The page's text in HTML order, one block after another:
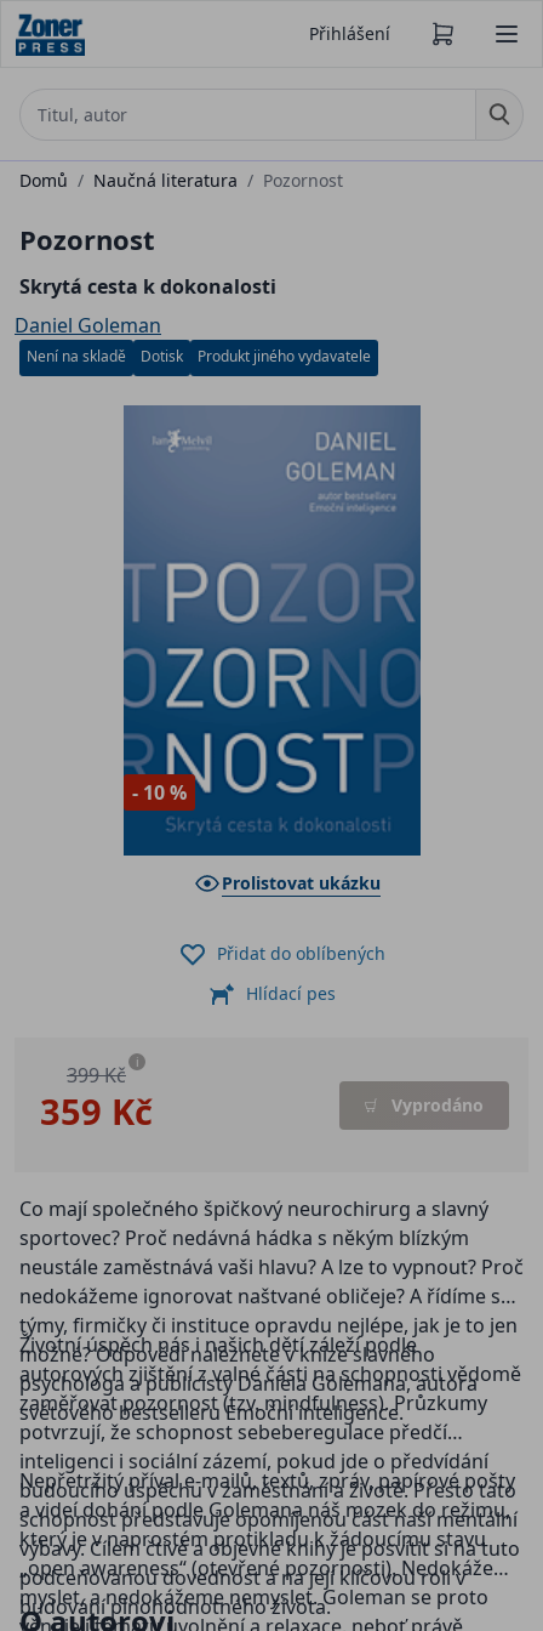
Přihlášení
Domů / Naučná literatura / Pozornost
Pozornost
Skrytá cesta k dokonalosti
Daniel Goleman
Není na skladě Dotisk Produkt jiného vydavatele
- 10 %
Prolistovat ukázku
359 Kč
399 Kč i
Vyprodáno
Přidat do oblíbených
Hlídací pes
Co mají společného špičkový neurochirurg a slavný
sportovec? Proč nedávná hádka s někým blízkým
neustále zaměstnává vaši hlavu? A lze to vypnout? Proč
nedokážeme ignorovat naštvané obličeje? A řídíme své
týmy, firmičky či instituce opravdu nejlépe, jak je to jen
možné? Odpovědi naleznete v knize slavného
psychologa a publicisty Daniela Golemana, autora
světového bestselleru Emoční inteligence.
Životní úspěch nás i našich dětí záleží podle
autorových zjištění z valné části na schopnosti vědomě
zaměřovat pozornost (tzv. mindfulness). Průzkumy
potvrzují, že schopnost sebeberegulace předčí
inteligenci i sociální zázemí, pokud jde o předvídání
budoucího úspěchu v zaměstnání a životě. Přesto tato
schopnost představuje opomíjenou část naší mentální
výbavy. Cílem čtivé a objevné knihy je posvítit si na tuto
podceňovanou dovednost a na její klíčovou roli v
budování plnohodnotného života.
Nepřetržitý příval e-mailů, textů, zpráv, papírové pošty
a videí dohání podle Golemana náš mozek do režimu,
který je v naprostém protikladu k žádoucímu stavu
„open awareness“ (otevřené pozornosti). Nedokážeme
myslet, a nedokážeme nemyslet. Goleman se proto
O autorovi